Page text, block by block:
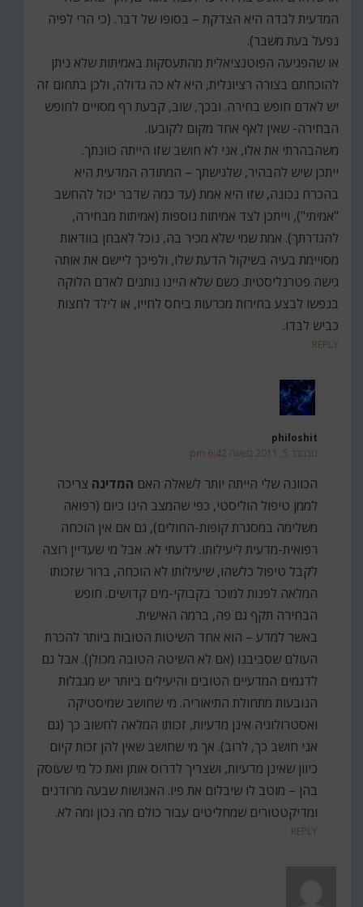
המדעית לבדה היא הצדקת – בסופו של דבר. (כי הרי לפיה
נפעל בעת משבר).
או שהפגיעה הפוטנציאלית מהתעסקות באמיתות שלא ניתן
להוכחתם בצורה רציונלית, היא לא כה גדולה, ולכן בתחום זה
יש לאדם חופש בחירה. ובכך, שוב, קבעת רף מסויים לחופש
הבחירה- שאין לאף אחד מקום לקובעו.
משהבהרתי את אלו, אני לא חושב שזו הייתה כוונתך.
ייתכן שיש להבהיר, שלגישתך – המתודה המדעית היא
בהכרח נכונה, שזו היא אמת (עד כמה שדבר יכול להחשב
"אמיתי"), וייתכן לצד אמיתות נוספות (אמיתות מבחירה,
להגדרתך). אמת שמי שלא מכיר בה, נוכל לאבחן בוודאות
מסויימת בעיה בשיקול הדעת שלו, ולפיכך ליישם את אותה
גישה פטרנליסטית. כשם שלא היינו נותנים לאדם הלוקה
בנפשו לבצע בחירות מכרעות ביחס לחייו, או לילד לחצות
כביש לבדו.
REPLY
philoshit
נובמבר 5, 2011 בשעה 6:42 pm
הכוונה שלי הייתה יותר לשאלה האם המדינה צריכה
לממן טיפול הוליסטי, כפי שהמצב הינו כיום (רפואה
משלימה במסגרת קופות-החולים), גם אם אין הוכחה
רפואית-מדעית ליעילותו. לדעתי לא. אבל מי שעדיין רוצה
לקבל טיפול כלשהו, שיעילותו לא הוכחה, ברור שזכותו
המלאה לפנות למוכר בקבוקי-מים קדושים. חופש
הבחירה תקף גם פה, ברמה האישית.
באשר למדע – הוא אחד השיטות הטובות ביותר להכרת
העולם שסביבנו (אם לא השיטה הטובה מכולן). אבל גם
לדגמים המדעיים הטובים והיעילים ביותר יש מגבלות
הנובעות מתחולת התיאוריה. מי שחושב שמיסטיקה
ואסטרולוגיה אינן מדעיות, זכותו המלאה לחשוב כך (גם
אני חושב כך, לרוב). אך מי שחושב שאין להן זכות קיום
כיוון שאינן מדעיות, ושצריך לדרוס אותן ואת כל מי שעוסק
בהן – מוטב לו שיבלום את פיו. האנושות שבעה מרודנים
ומדיקטטורים שמחליטים עבור כולם מה נכון ומה לא.
REPLY